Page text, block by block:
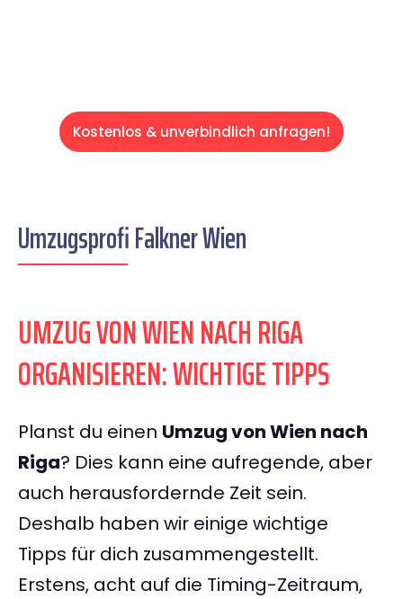
Kostenlos & unverbindlich anfragen!
Umzugsprofi Falkner Wien
UMZUG VON WIEN NACH RIGA
ORGANISIEREN: WICHTIGE TIPPS
Planst du einen Umzug von Wien nach
Riga? Dies kann eine aufregende, aber
auch herausfordernde Zeit sein.
Deshalb haben wir einige wichtige
Tipps für dich zusammengestellt.
Erstens, acht auf die Timing-Zeitraum,